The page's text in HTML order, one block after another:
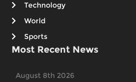
Technology
World
Sports
Most Recent News
August 8th 2026